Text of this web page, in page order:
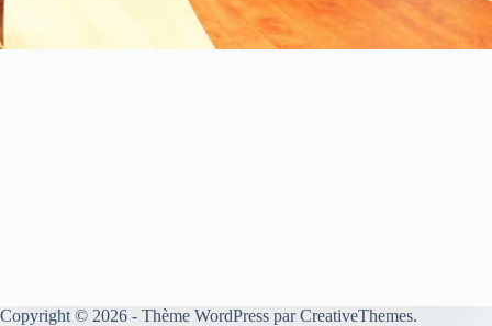
Copyright © 2026 - Thème WordPress parCreativeThemes.